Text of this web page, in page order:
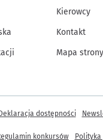
Kierowcy
Kontakt
Mapa strony
dostępności
konkursów